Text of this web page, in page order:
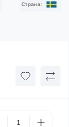
Cтрана: